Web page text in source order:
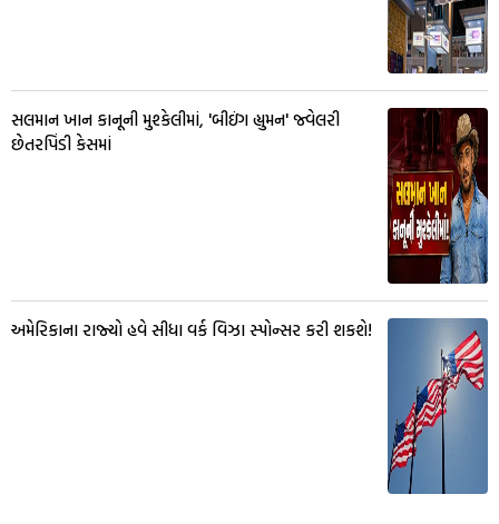
સલમાન ખાન કાનૂની મુશ્કેલીમાં, 'બીઇંગ હ્યુમન' જ્વેલરી
છેતરપિંડી કેસમાં
અમેરિકાના રાજ્યો હવે સીધા વર્ક વિઝા સ્પોન્સર કરી શકશે!